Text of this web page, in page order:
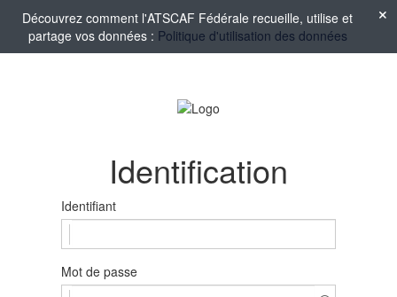
Découvrez comment l'ATSCAF Fédérale recueille, utilise et
partage vos données : Politique d'utilisation des données
Identification
Identifiant
Mot de passe